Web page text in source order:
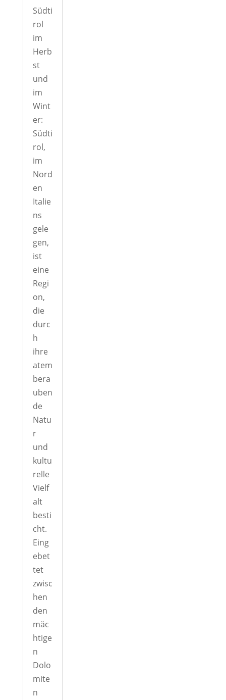
Südti
rol
im
Herb
st
und
im
Wint
er:
Südti
rol,
im
Nord
en
Italie
ns
gele
gen,
ist
eine
Regi
on,
die
durc
h
ihre
atem
bera
uben
de
Natu
r
und
kultu
relle
Vielf
alt
besti
cht.
Eing
ebet
tet
zwisc
hen
den
mäc
htige
n
Dolo
mite
n